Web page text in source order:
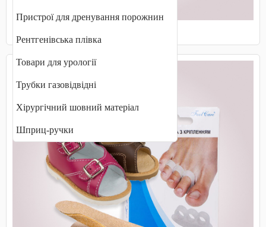
Пристрої для дренування порожнин
Рентгенівська плівка
Товари для урології
Трубки газовідвідні
Хірургічний шовний матеріал
Шприц-ручки